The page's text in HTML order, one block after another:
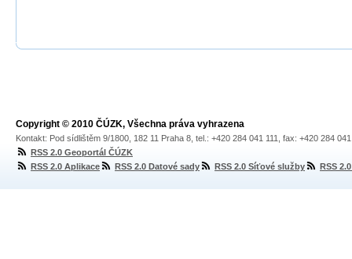
Copyright © 2010 ČÚZK, Všechna práva vyhrazena
Kontakt: Pod sídlištěm 9/1800, 182 11 Praha 8, tel.: +420 284 041 111, fax: +420 284
RSS 2.0 Geoportál ČÚZK
RSS 2.0 Aplikace
RSS 2.0 Datové sady RSS 2.0 Síťové služby RSS